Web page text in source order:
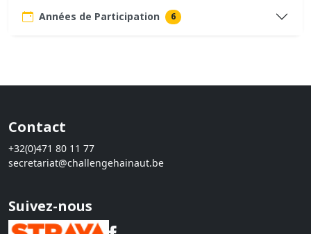
Années de Participation 6
Contact
+32(0)471 80 11 77
secretariat@challengehainaut.be
Suivez-nous